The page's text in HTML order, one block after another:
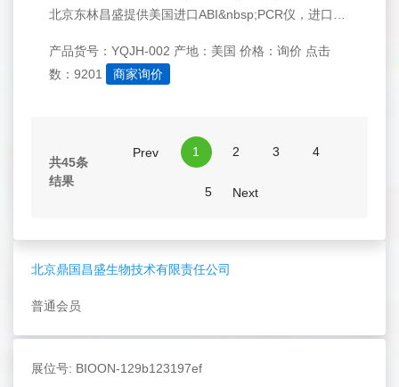
北京鼎国昌盛生物技术有限责任公司
普通会员
展位号: BIOON-129b123197ef
产品货号：YQJH-002 产地：美国 价格：询价 点击
数：9201
商家询价
共45条
结果
Prev 1 2 3 4
5 Next